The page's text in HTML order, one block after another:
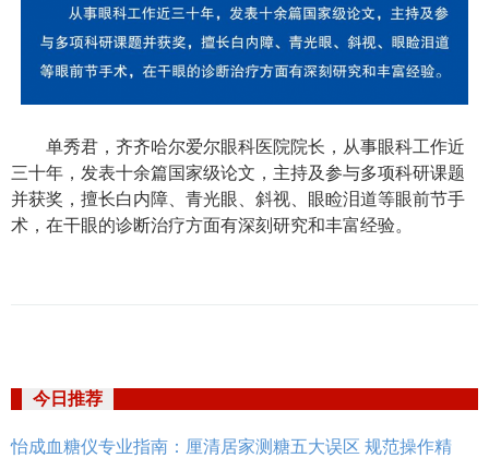
单秀君，齐齐哈尔爱尔眼科医院院长，从事眼科工作近
三十年，发表十余篇国家级论文，主持及参与多项科研课题
并获奖，擅长白内障、青光眼、斜视、眼睑泪道等眼前节手
术，在干眼的诊断治疗方面有深刻研究和丰富经验。
今日推荐
怡成血糖仪专业指南：厘清居家测糖五大误区 规范操作精